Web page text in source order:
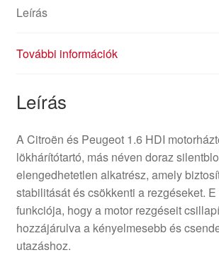
Leírás
További információk
Leírás
A Citroën és Peugeot 1.6 HDI
lökhárítótartó, más néven doraz
elengedhetetlen alkatrész, amely
stabilitását és csökkenti a rezgéseket. E
funkciója, hogy a motor rezgéseit
hozzájárulva a kényelmesebb és
utazáshoz.